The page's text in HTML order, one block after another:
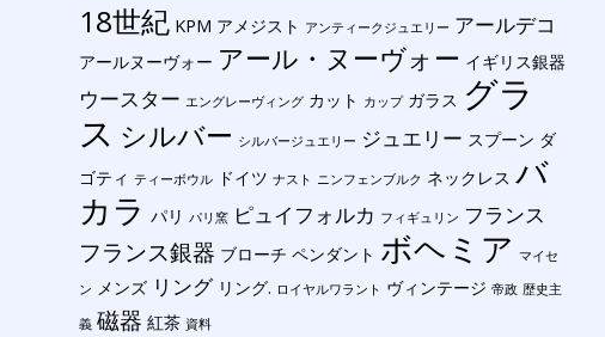
18世紀 KPM アメジスト アンティークジュエリー アールデコ
アールヌーヴォー アール・ヌーヴォー イギリス銀器
ウースター エングレーヴィング カット カップ ガラス グラ
ス シルバー シルバージュエリー ジュエリー スプーン ダ
ゴティ ティーボウル ドイツ ナスト ニンフェンブルク ネックレス バ
カラ パリ パリ窯 ピュイフォルカ フィギュリン フランス
フランス銀器 ブローチ ペンダント ボヘミア マイセ
ン メンズ リング リング. ロイヤルワラント ヴィンテージ 帝政 歴史主
義 磁器 紅茶 資料